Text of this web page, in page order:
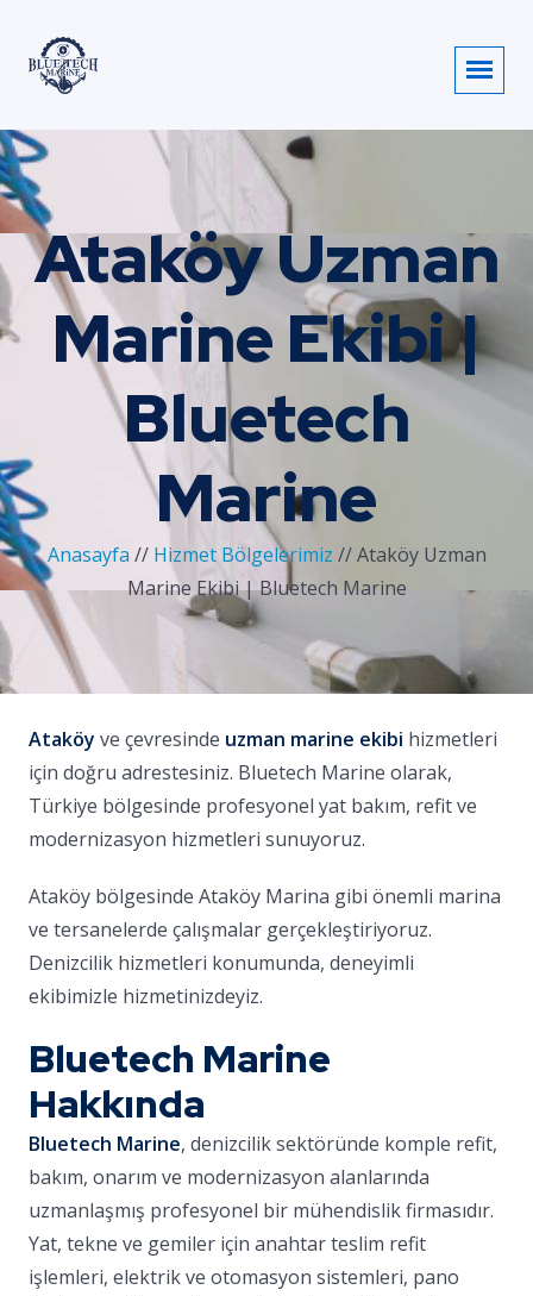
Ataköy Uzman
Marine Ekibi |
Bluetech
Marine
Anasayfa // Hizmet Bölgelerimiz //Ataköy Uzman
Marine Ekibi | Bluetech Marine
Ataköy ve çevresinde uzman marine ekibi hizmetleri
için doğru adrestesiniz. Bluetech Marine olarak,
Türkiye bölgesinde profesyonel yat bakım, refit ve
modernizasyon hizmetleri sunuyoruz.
Ataköy bölgesinde Ataköy Marina gibi önemli marina
ve tersanelerde çalışmalar gerçekleştiriyoruz.
Denizcilik hizmetleri konumunda, deneyimli
ekibimizle hizmetinizdeyiz.
Bluetech Marine
Hakkında
Bluetech Marine, denizcilik sektöründe komple refit,
bakım, onarım ve modernizasyon alanlarında
uzmanlaşmış profesyonel bir mühendislik firmasıdır.
Yat, tekne ve gemiler için anahtar teslim refit
işlemleri, elektrik ve otomasyon sistemleri, pano